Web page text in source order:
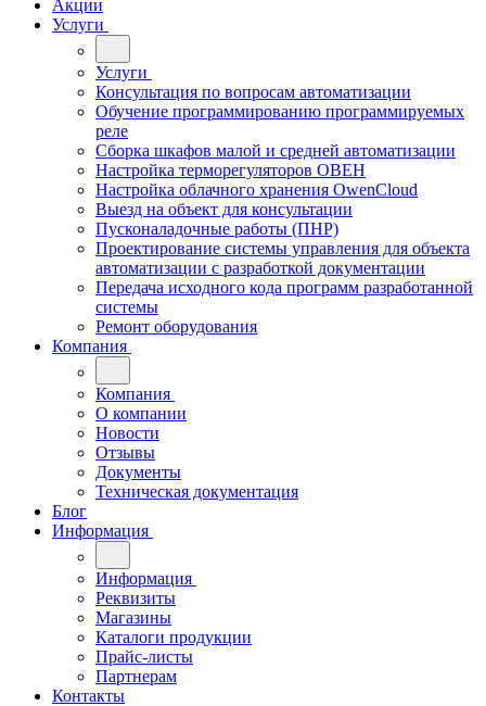
Акции
Услуги
Услуги
Консультация по вопросам автоматизации
Обучение программированию программируемых
реле
Сборка шкафов малой и средней автоматизации
Настройка терморегуляторов ОВЕН
Настройка облачного хранения OwenCloud
Выезд на объект для консультации
Пусконаладочные работы (ПНР)
Проектирование системы управления для объекта
автоматизации с разработкой документации
Передача исходного кода программ разработанной
системы
Ремонт оборудования
Компания
Компания
О компании
Новости
Отзывы
Документы
Техническая документация
Блог
Информация
Информация
Реквизиты
Магазины
Каталоги продукции
Прайс-листы
Партнерам
Контакты